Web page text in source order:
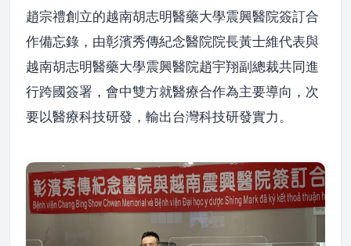
趙宗禮創立的越南胡志明醫藥大學震興醫院簽訂合
作備忘錄，由彰濱秀傳紀念醫院院長黃士維代表與
越南胡志明醫藥大學震興醫院趙宇翔副總裁共同進
行跨國簽署，會中雙方就醫療合作為主要導向，次
要以醫療科技研發，輸出台灣科技研發實力。